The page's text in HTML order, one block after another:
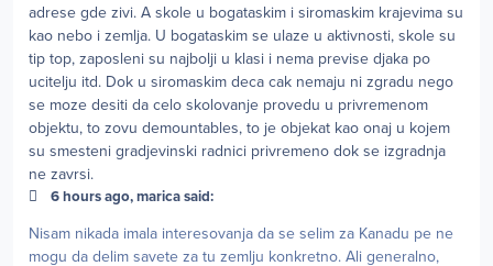
adrese gde zivi. A skole u bogataskim i siromaskim krajevima su
kao nebo i zemlja. U bogataskim se ulaze u aktivnosti, skole su
tip top, zaposleni su najbolji u klasi i nema previse djaka po
ucitelju itd. Dok u siromaskim deca cak nemaju ni zgradu nego
se moze desiti da celo skolovanje provedu u privremenom
objektu, to zovu demountables, to je objekat kao onaj u kojem
su smesteni gradjevinski radnici privremeno dok se izgradnja
ne zavrsi.
6 hours ago, marica said:
Nisam nikada imala interesovanja da se selim za Kanadu pe ne
mogu da delim savete za tu zemlju konkretno. Ali generalno,